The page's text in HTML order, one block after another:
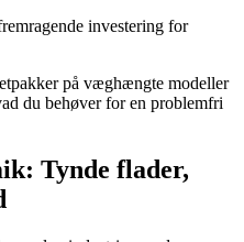
investering for
på væghængte modeller
du behøver for en problemfri
Tynde flader,